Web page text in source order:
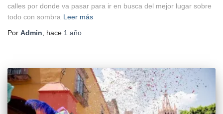
calles por donde va pasar para ir en busca del mejor lugar sobre
todo con sombra Leer más
Por Admin, hace 1 año